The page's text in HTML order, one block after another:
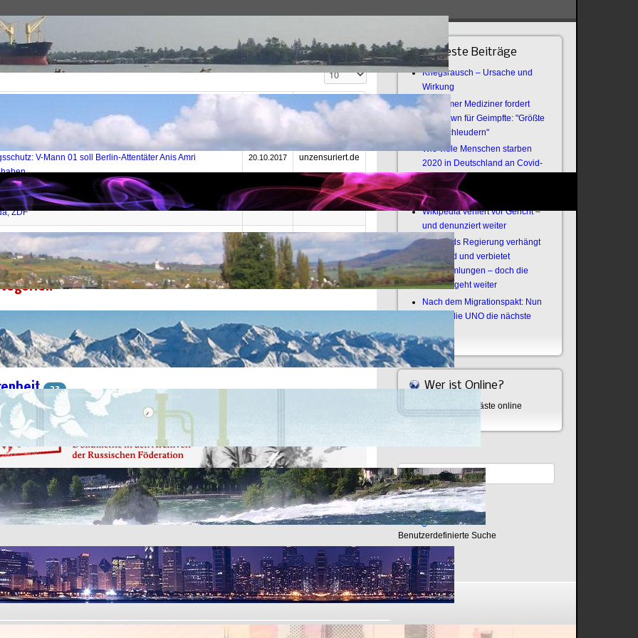
Themen
Anzeige #
Datum Autor
verliert vor Gericht – und denunziert weiter 02.02.2021
V-Mann 01 soll Berlin-Attentäter Anis Amri
20.10.2017 unzensuriert.de
Luftangriffe in Syrien: „Danke für die tägliche Dosis
ZDF“
01.10.2015 Marco Maier
Zeitung brennende Munitions- und Treibstofflager der FSA
Chemiebomben-Angriff“ umdichtet
13.08.2015 Nicolaj Gericke
21
23
Neueste Beiträge
Kriegsrausch – Ursache und
Wirkung
Bochumer Mediziner fordert
Lockdown für Geimpfte: "Größte
Virenschleudern"
Wie viele Menschen starben
2020 in Deutschland an Covid-
19?
Offener Brief an die Armee
Wikipedia verliert vor Gericht –
und denunziert weiter
Thailands Regierung verhängt
Notstand und verbietet
Versammlungen – doch die
Revolte geht weiter
Nach dem Migrationspakt: Nun
zündet die UNO die nächste
Wer ist Online?
Aktuell sind 550 Gäste online
Benutzerdefinierte Suche